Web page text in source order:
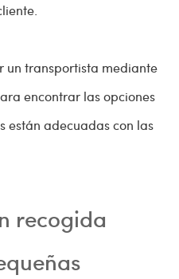
un transportista mediante
encontrar las opciones
están adecuadas con las
recogida